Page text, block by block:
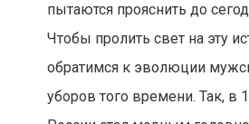
пытаются прояснить до
Чтобы пролить свет на эту
обратимся к эволюции
уборов того времени. Так, в